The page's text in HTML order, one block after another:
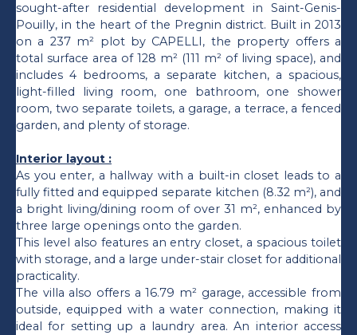
sought-after residential development in Saint-Genis-
Pouilly, in the heart of the Pregnin district. Built in 2013
on a 237 m² plot by CAPELLI, the property offers a
total surface area of 128 m² (111 m² of living space), and
includes 4 bedrooms, a separate kitchen, a spacious,
light-filled living room, one bathroom, one shower
room, two separate toilets, a garage, a terrace, a fenced
garden, and plenty of storage.
Interior layout :
As you enter, a hallway with a built-in closet leads to a
fully fitted and equipped separate kitchen (8.32 m²), and
a bright living/dining room of over 31 m², enhanced by
three large openings onto the garden.
This level also features an entry closet, a spacious toilet
with storage, and a large under-stair closet for additional
practicality.
The villa also offers a 16.79 m² garage, accessible from
outside, equipped with a water connection, making it
ideal for setting up a laundry area. An interior access